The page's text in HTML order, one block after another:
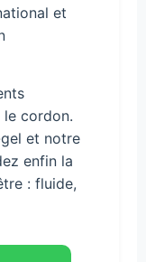
et
cordon.
et notre
enfin la
: fluide,